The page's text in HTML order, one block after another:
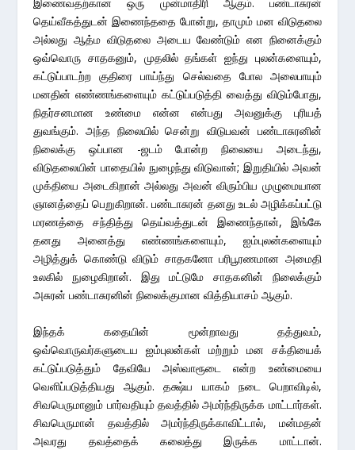
தெய்வீகத்துடன் இணைந்ததை போன்று, தாமும் மன விடுதலை
அல்லது ஆத்ம விடுதலை அடைய வேண்டும் என நினைக்கும்
ஒவ்வொரு சாதகனும், முதலில் தங்கள் ஐந்து புலன்களையும்,
கட்டுப்பாடற்ற குதிரை பாய்ந்து செல்வதை போல அலைபாயும்
மனதின் எண்ணங்களையும் கட்டுப்படுத்தி வைத்து விடும்போது,
நிதர்சனமான உண்மை என்ன என்பது அவனுக்கு புரியத்
துவங்கும். அந்த நிலையில் சென்று விடுபவன் பண்டாசுரனின்
நிலைக்கு ஒப்பான -ஜடம் போன்ற நிலையை அடைந்து,
விடுதலையின் பாதையில் நுழைந்து விடுவான்; இறுதியில் அவன்
முக்தியை அடைகிறான் அல்லது அவன் விரும்பிய முழுமையான
ஞானத்தைப் பெறுகிறான். பண்டாசுரன் தனது உடல் அழிக்கப்பட்டு
மரணத்தை சந்தித்து தெய்வத்துடன் இணைந்தான், இங்கே
தனது அனைத்து எண்ணங்களையும், ஐம்புலன்களையும்
அழித்துக் கொண்டு விடும் சாதகனோ பரிபூரணமான அமைதி
உலகில் நுழைகிறான். இது மட்டுமே சாதகனின் நிலைக்கும்
அசுரன் பண்டாசுரனின் நிலைக்குமான வித்தியாசம் ஆகும்.
இந்தக் கதையின் மூன்றாவது தத்துவம்,
ஒவ்வொருவர்களுடைய ஐம்புலன்கள் மற்றும் மன சக்தியைக்
கட்டுப்படுத்தும் தேவியே அஸ்வாரூடை என்ற உண்மையை
வெளிப்படுத்தியது ஆகும். தக்ஷ்ய யாகம் நடை பெறாவிடில்,
சிவபெருமானும் பார்வதியும் தவத்தில் அமர்ந்திருக்க மாட்டார்கள்.
சிவபெருமான் தவத்தில் அமர்ந்திருக்காவிட்டால், மன்மதன்
அவரது தவத்தைக் கலைத்து இருக்க மாட்டான்.